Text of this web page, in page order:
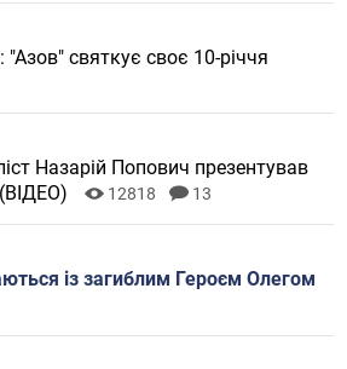
"Азов" святкує своє 10-річчя
Назарій Попович презентував
12818 13
із загиблим Героєм Олегом